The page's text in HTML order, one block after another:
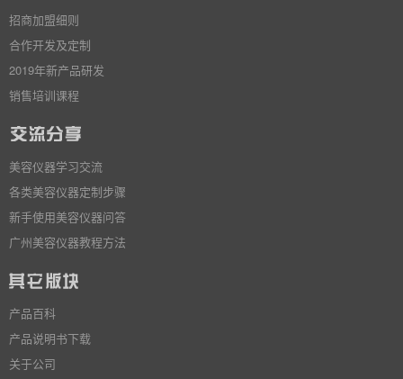
招商加盟细则
合作开发及定制
2019年新产品研发
销售培训课程
美容仪器学习交流
各类美容仪器定制步骤
新手使用美容仪器问答
广州美容仪器教程方法
产品百科
产品说明书下载
关于公司